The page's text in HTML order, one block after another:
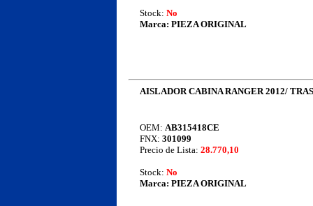
Stock: No
Marca: PIEZA ORIGINAL
AISLADOR CABINA RANGER 2012/
OEM: AB315418CE
FNX: 301099
Precio de Lista: 28.770,10
Stock: No
Marca: PIEZA ORIGINAL